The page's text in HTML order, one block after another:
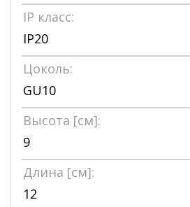
IP класс:
IP20
Цоколь:
GU10
Высота [см]:
9
Длина [см]:
12